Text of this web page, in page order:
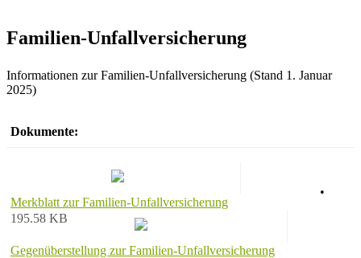
Familien-Unfallversicherung
Informationen zur Familien-Unfallversicherung (Stand 1. Januar
2025)
Dokumente:
Merkblatt zur Familien-Unfallversicherung
195.58 KB
Gegenüberstellung zur Familien-Unfallversicherung
•